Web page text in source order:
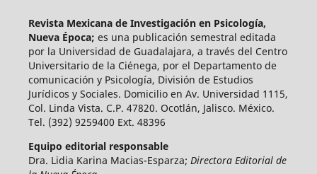
Revista Mexicana de Investigación en Psicología,
Nueva Época; es una publicación semestral editada
por la Universidad de Guadalajara, a través del Centro
Universitario de la Ciénega, por el Departamento de
comunicación y Psicología, División de Estudios
Jurídicos y Sociales. Domicilio en Av. Universidad 1115,
Col. Linda Vista. C.P. 47820. Ocotlán, Jalisco. México.
Tel. (392) 9259400 Ext. 48396
Equipo editorial responsable
Dra. Lidia Karina Macias-Esparza; Directora Editorial de